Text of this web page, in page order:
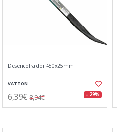
Desencofrador 450x25mm
VATTON
6,39€ 8,94€ - 29%